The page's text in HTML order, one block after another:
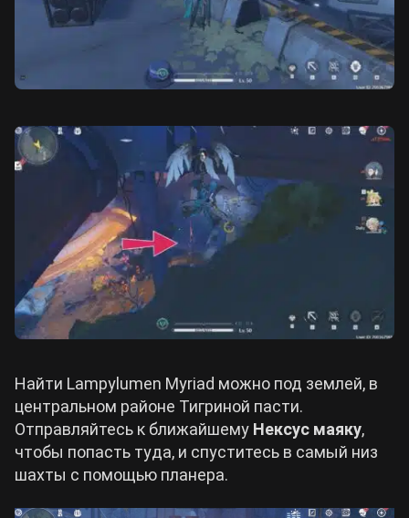
Найти Lampylumen Myriad можно под землей, в
центральном районе Тигриной пасти.
Отправляйтесь к ближайшему Нексус маяку,
чтобы попасть туда, и спуститесь в самый низ
шахты с помощью планера.